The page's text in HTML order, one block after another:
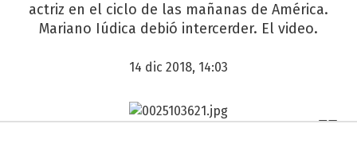
actriz en el ciclo de las mañanas de América.
Mariano Iúdica debió intercerder. El video.
14 dic 2018, 14:03